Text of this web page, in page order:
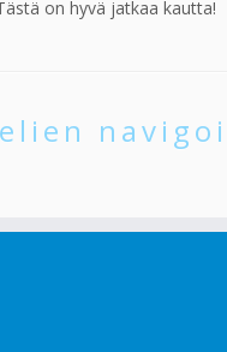
on hyvä jatkaa kautta!